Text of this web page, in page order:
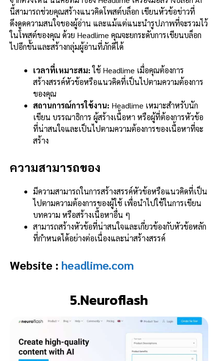
นี้สามารถช่วยคุณสร้างแนวคิดโพสต์บล็อก เขียนหัวข้อข่าวที่
ดึงดูดความสนใจของผู้อ่าน และแม้แต่แนะนำรูปภาพที่จะรวมไว้
ในโพสต์ของคุณ ด้วย Headlime คุณจะยกระดับการเขียนบล็อก
ไปอีกขั้นและสร้างกลุ่มผู้อ่านที่ภักดีได้
เวลาที่เหมาะสม:ใช้ Headlime เมื่อคุณต้องการ
สร้างสรรค์หัวข้อหรือแนวคิดที่เป็นไปตามความต้องการ
ของคุณ
สถานการณ์การใช้งาน: Headlime เหมาะสำหรับนัก
เขียน บรรณาธิการ ผู้สร้างเนื้อหา หรือผู้ที่ต้องการหัวข้อ
ที่น่าสนใจและเป็นไปตามความต้องการของเนื้อหาที่จะ
สร้าง
ความสามารถของ
มีความสามารถในการสร้างสรรค์หัวข้อหรือแนวคิดที่เป็น
ไปตามความต้องการของผู้ใช้ เพื่อนำไปใช้ในการเขียน
บทความ หรือสร้างเนื้อหาอื่น ๆ
สามารถสร้างหัวข้อที่น่าสนใจและเกี่ยวข้องกับหัวข้อหลัก
ที่กำหนดได้อย่างต่อเนื่องและน่าสร้างสรรค์
Website : headlime.com
5.Neuroflash